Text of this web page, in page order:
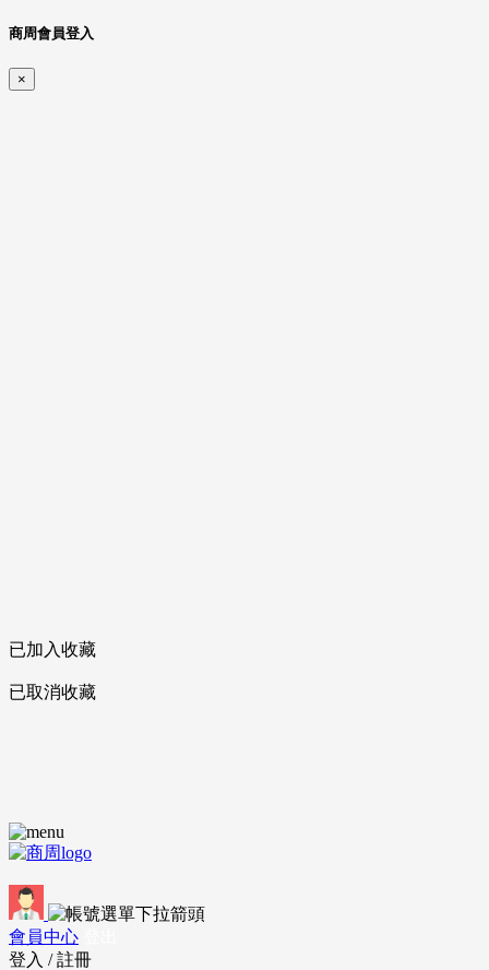
商周會員登入
×
已加入收藏
已取消收藏
會員中心
登入 / 註冊